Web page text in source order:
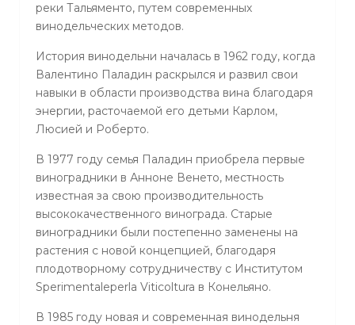
реки Тальяменто, путем современных
винодельческих методов.
История винодельни началась в 1962 году, когда
Валентино Паладин раскрылся и развил свои
навыки в области производства вина благодаря
энергии, расточаемой его детьми Карлом,
Люсией и Роберто.
В 1977 году семья Паладин приобрела первые
виноградники в Анноне Венето, местность
известная за свою производительность
высококачественного винограда. Старые
виноградники были постепенно заменены на
растения с новой концепцией, благодаря
плодотворному сотрудничеству с Институтом
Sperimentaleperla Viticoltura в Конельяно.
В 1985 году новая и современная винодельня